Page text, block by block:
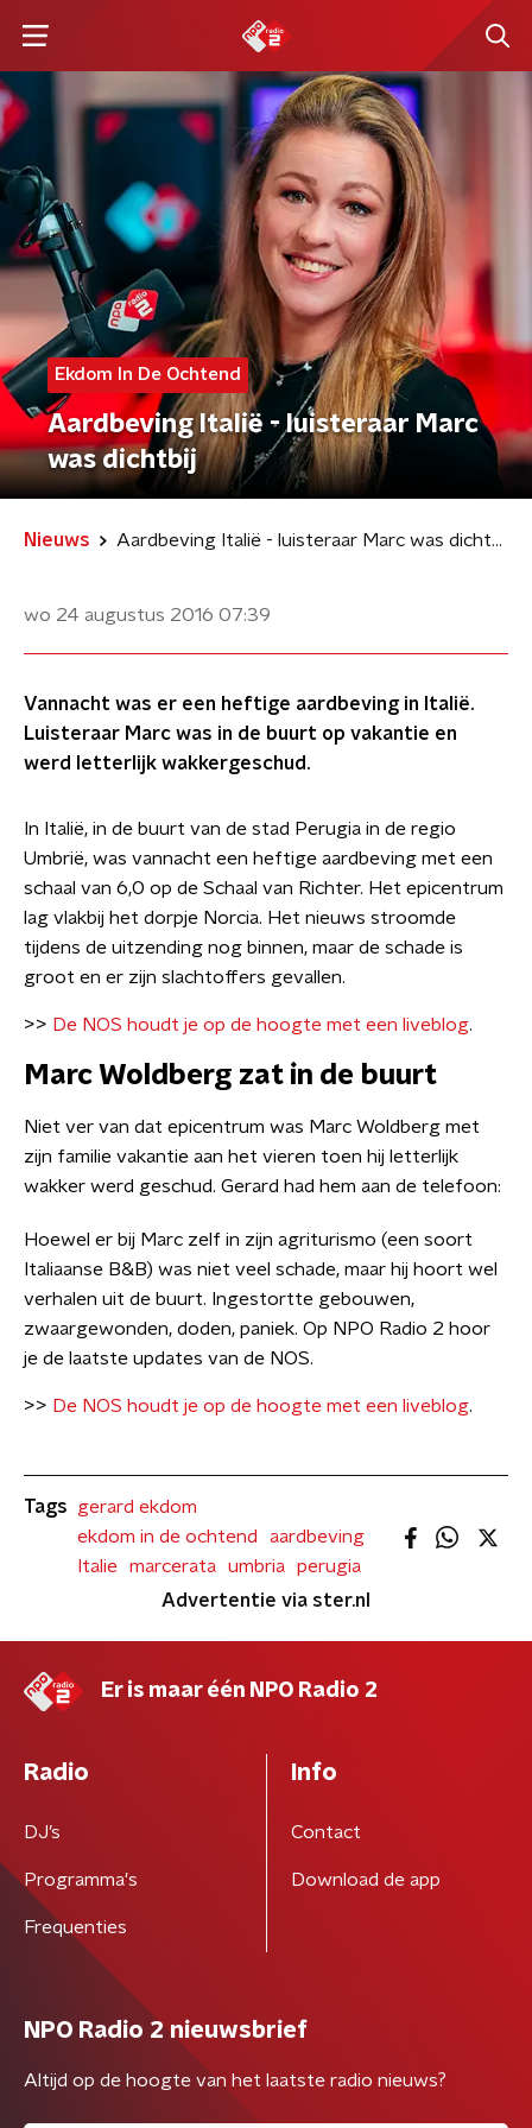
Ekdom In De Ochtend
Aardbeving Italië - luisteraar Marc
was dichtbij
Nieuws Aardbeving Italië - luisteraar Marc was dichtbij
wo 24 augustus 2016 07:39
Vannacht was er een heftige aardbeving in Italië.
Luisteraar Marc was in de buurt op vakantie en
werd letterlijk wakkergeschud.
In Italië, in de buurt van de stad Perugia in de regio
Umbrië, was vannacht een heftige aardbeving met een
schaal van 6,0 op de Schaal van Richter. Het epicentrum
lag vlakbij het dorpje Norcia. Het nieuws stroomde
tijdens de uitzending nog binnen, maar de schade is
groot en er zijn slachtoffers gevallen.
>> De NOS houdt je op de hoogte met een liveblog.
Marc Woldberg zat in de buurt
Niet ver van dat epicentrum was Marc Woldberg met
zijn familie vakantie aan het vieren toen hij letterlijk
wakker werd geschud. Gerard had hem aan de telefoon:
Hoewel er bij Marc zelf in zijn agriturismo (een soort
Italiaanse B&B) was niet veel schade, maar hij hoort wel
verhalen uit de buurt. Ingestortte gebouwen,
zwaargewonden, doden, paniek. Op NPO Radio 2 hoor
je de laatste updates van de NOS.
>> De NOS houdt je op de hoogte met een liveblog.
Tags
gerard ekdom
ekdom in de ochtend
aardbeving
Italie
marcerata umbria
perugia
Advertentie via ster.nl
Er is maar één NPO Radio 2
Radio
DJ’s
Programma's
Frequenties
Info
Contact
Download de app
NPO Radio 2 nieuwsbrief
Altijd op de hoogte van het laatste radio nieuws?